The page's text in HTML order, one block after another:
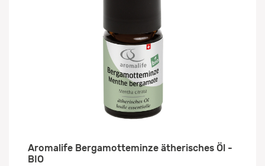
Aromalife Bergamotteminze ätherisches Öl -
BIO